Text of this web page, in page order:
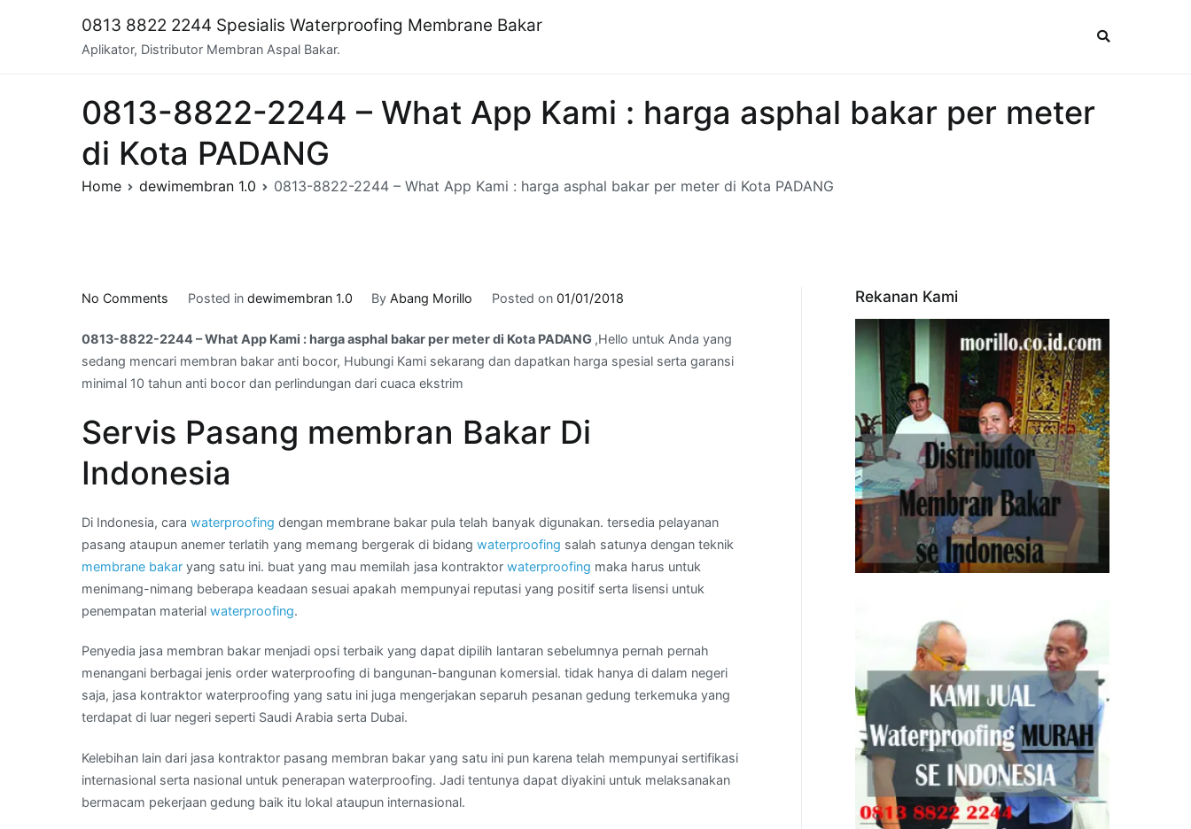
0813 8822 2244 Spesialis Waterproofing Membrane Bakar
Aplikator, Distributor Membran Aspal Bakar.
0813-8822-2244 – What App Kami : harga asphal bakar per meter
di Kota PADANG
Home dewimembran 1.0 0813-8822-2244 – What App Kami : harga asphal bakar per meter di Kota PADANG
No Comments
8822-
2244
–
App
:
asphal
bakar
per
meter
di
PADANG
Posted in dewimembran 1.0 ByAbang Morillo Posted on 01/01/2018
0813-8822-2244 – What App Kami : harga asphal bakar per meter di Kota PADANG ,Hello untuk Anda yang
sedang mencari membran bakar anti bocor, Hubungi Kami sekarang dan dapatkan harga spesial serta garansi
minimal 10 tahun anti bocor dan perlindungan dari cuaca ekstrim
Servis Pasang membran Bakar Di
Indonesia
Di Indonesia, cara waterproofing dengan membrane bakar pula telah banyak digunakan. tersedia pelayanan
pasang ataupun anemer terlatih yang memang bergerak di bidang waterproofing salah satunya dengan teknik
membrane bakar yang satu ini. buat yang mau memilah jasa kontraktor waterproofing maka harus untuk
menimang-nimang beberapa keadaan sesuai apakah mempunyai reputasi yang positif serta lisensi untuk
penempatan material waterproofing.
Penyedia jasa membran bakar menjadi opsi terbaik yang dapat dipilih lantaran sebelumnya pernah pernah
menangani berbagai jenis order waterproofing di bangunan-bangunan komersial. tidak hanya di dalam negeri
saja, jasa kontraktor waterproofing yang satu ini juga mengerjakan separuh pesanan gedung terkemuka yang
terdapat di luar negeri seperti Saudi Arabia serta Dubai.
Kelebihan lain dari jasa kontraktor pasang membran bakar yang satu ini pun karena telah mempunyai sertifikasi
internasional serta nasional untuk penerapan waterproofing. Jadi tentunya dapat diyakini untuk melaksanakan
bermacam pekerjaan gedung baik itu lokal ataupun internasional.
Rekanan Kami